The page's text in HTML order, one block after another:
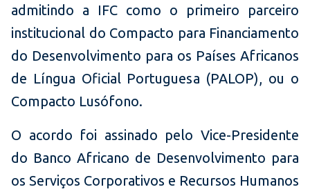
admitindo a IFC como o primeiro parceiro
institucional do Compacto para Financiamento
do Desenvolvimento para os Países Africanos
de Língua Oficial Portuguesa (PALOP), ou o
Compacto Lusófono.
O acordo foi assinado pelo Vice-Presidente
do Banco Africano de Desenvolvimento para
os Serviços Corporativos e Recursos Humanos